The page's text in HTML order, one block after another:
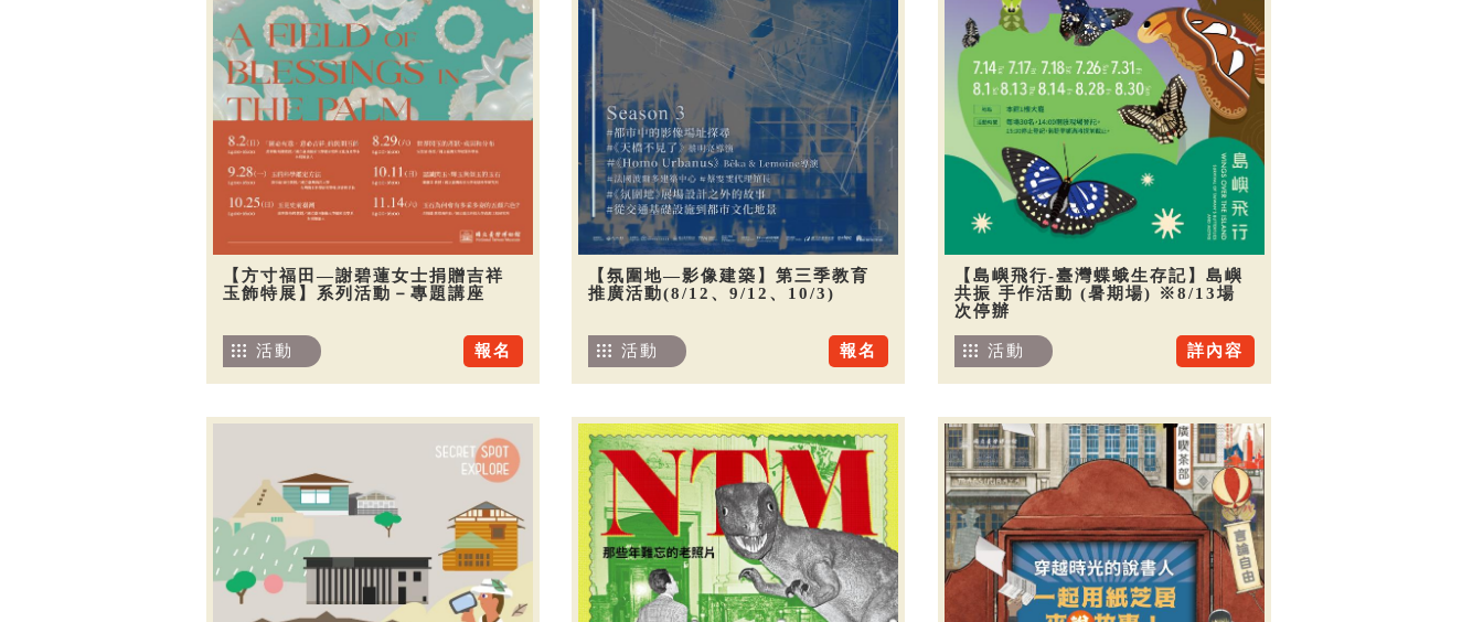
【方寸福田—謝碧蓮女士捐贈吉祥
玉飾特展】系列活動－專題講座
報名
活動
【氛圍地—影像建築】第三季教育
推廣活動(8/12、9/12、10/3)
報名
活動
【島嶼飛行-臺灣蝶蛾生存記】島嶼
共振 手作活動 (暑期場) ※8/13場
次停辦
詳內容
活動